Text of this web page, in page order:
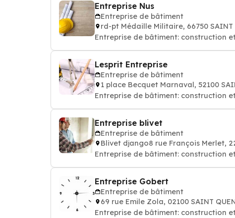
Entreprise Nus
Entreprise de bâtiment
rd-pt Médaille Militaire, 66750 SAINT
Entreprise de bâtiment: construction
Lesprit Entreprise
Entreprise de bâtiment
1 place Becquet Marnaval, 52100
Entreprise de bâtiment: construction
Entreprise blivet
Entreprise de bâtiment
Blivet django8 rue François Merlet,
Entreprise de bâtiment: construction
Entreprise Gobert
Entreprise de bâtiment
69 rue Emile Zola, 02100 SAINT
Entreprise de bâtiment: construction